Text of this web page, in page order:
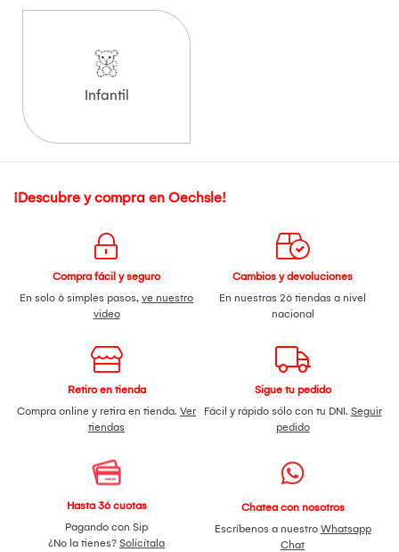
Infantil
¡Descubre y compra en Oechsle!
Compra fácil y seguro
En solo 6 simples pasos, ve nuestro
video
Cambios y devoluciones
En nuestras 26 tiendas a nivel
nacional
Retiro en tienda
Compra online y retira en tienda. Ver
tiendas
Sigue tu pedido
Fácil y rápido sólo con tu DNI. Seguir
pedido
Hasta 36 cuotas
Pagando con Sip
¿No la tienes? Solicítala
Chatea con nosotros
Escríbenos a nuestro Whatsapp
Chat